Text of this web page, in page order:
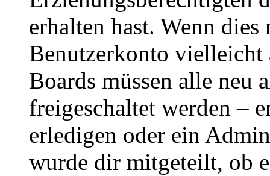
erhalten hast. Wenn
Benutzerkonto
Boards müssen alle neu
freigeschaltet werden –
erledigen oder ein
wurde dir mitgeteilt, ob